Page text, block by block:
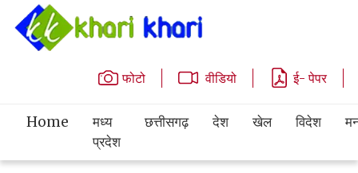
फोटो वीडियो ई- पेपर
Home
मध्य
प्रदेश
छत्तीसगढ़ देश खेल विदेश